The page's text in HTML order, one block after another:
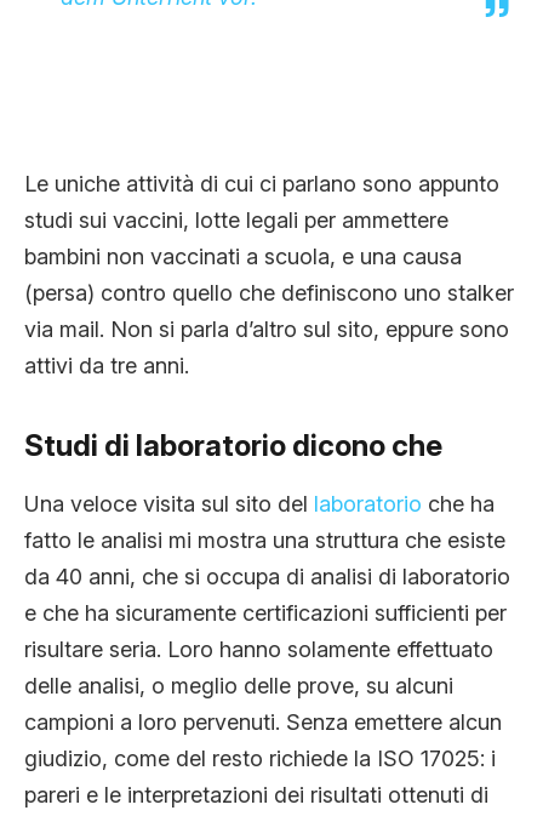
Le uniche attività di cui ci parlano sono appunto
studi sui vaccini, lotte legali per ammettere
bambini non vaccinati a scuola, e una causa
(persa) contro quello che definiscono uno stalker
via mail. Non si parla d’altro sul sito, eppure sono
attivi da tre anni.
Studi di laboratorio dicono che
Una veloce visita sul sito del laboratorio che ha
fatto le analisi mi mostra una struttura che esiste
da 40 anni, che si occupa di analisi di laboratorio
e che ha sicuramente certificazioni sufficienti per
risultare seria. Loro hanno solamente effettuato
delle analisi, o meglio delle prove, su alcuni
campioni a loro pervenuti. Senza emettere alcun
giudizio, come del resto richiede la ISO 17025: i
pareri e le interpretazioni dei risultati ottenuti di